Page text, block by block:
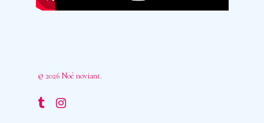
© 2026 Noé noviant.
tumblrinstagram